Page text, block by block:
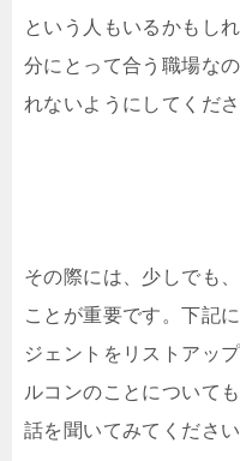
という人もいるかもし
分にとって合う職場な
れないようにしてくださ
その際には、少しでも
ことが重要です。下記
ジェントをリストアッ
ルコンのことについて
話を聞いてみてください